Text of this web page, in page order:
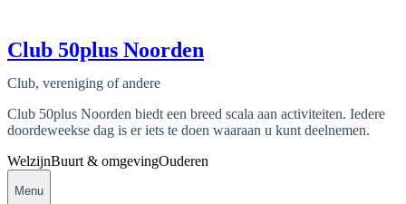
Club 50plus Noorden
Club, vereniging of andere
Club 50plus Noorden biedt een breed scala aan activiteiten. Iedere
doordeweekse dag is er iets te doen waaraan u kunt deelnemen.
WelzijnBuurt & omgevingOuderen
Menu